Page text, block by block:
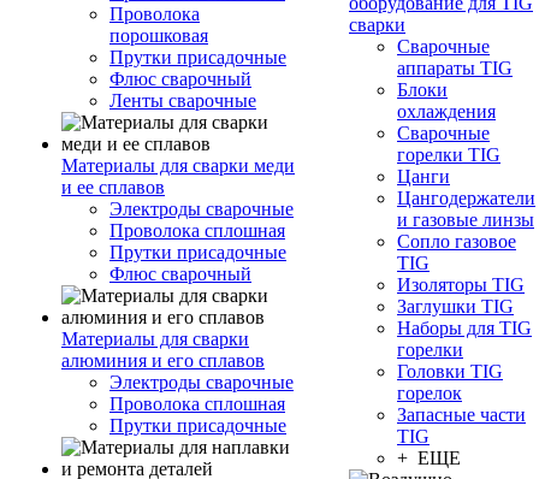
Проволока
порошковая
Прутки присадочные
Флюс сварочный
Ленты сварочные
Материалы для сварки меди
и ее сплавов
Электроды сварочные
Проволока сплошная
Прутки присадочные
Флюс сварочный
Материалы для сварки
алюминия и его сплавов
Электроды сварочные
Проволока сплошная
Прутки присадочные
сварки
Сварочные
аппараты TIG
Блоки
охлаждения
Сварочные
горелки TIG
Цанги
Цангодержатели
и газовые линзы
Сопло газовое
TIG
Изоляторы TIG
Заглушки TIG
Наборы для TIG
горелки
Головки TIG
горелок
Запасные части
TIG
+ ЕЩЕ